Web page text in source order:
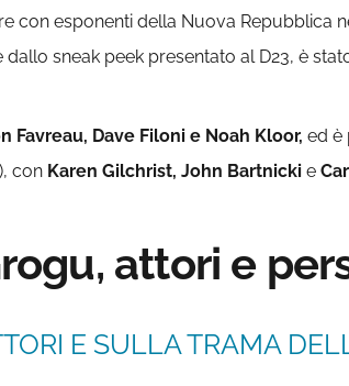
esponenti della Nuova Repubblica
sneak peek presentato al D23, è
Favreau, Dave Filoni e Noah Kloor, ed è
con Karen Gilchrist, John Bartnicki e
attori e
E SULLA TRAMA